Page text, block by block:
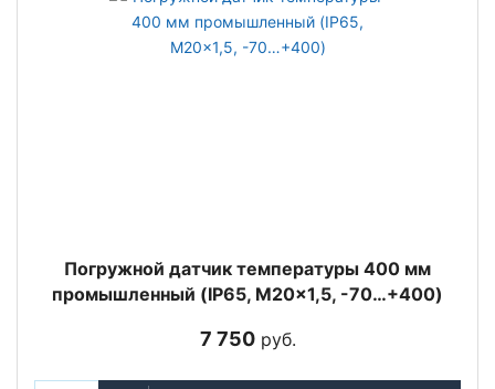
Погружной датчик температуры 400 мм
промышленный (IP65, M20x1,5, -70…+400)
7 750руб.